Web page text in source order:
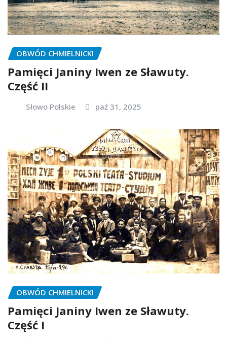
OBWÓD CHMIELNICKI
Pamięci Janiny Iwen ze Sławuty.
Część II
Słowo Polskie paź 31, 2025
OBWÓD CHMIELNICKI
Pamięci Janiny Iwen ze Sławuty.
Część I